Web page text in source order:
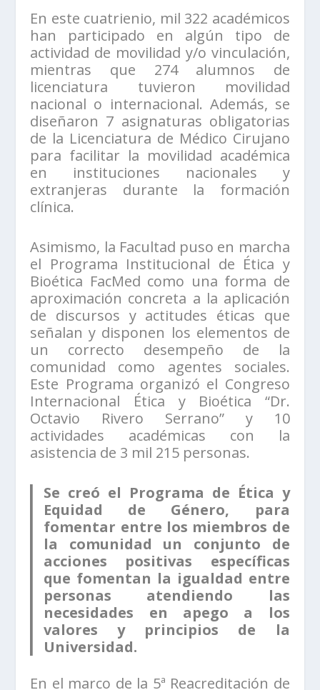
En este cuatrienio, mil 322 académicos
han participado en algún tipo de
actividad de movilidad y/o vinculación,
mientras que 274 alumnos de
licenciatura tuvieron movilidad
nacional o internacional. Además, se
diseñaron 7 asignaturas obligatorias
de la Licenciatura de Médico Cirujano
para facilitar la movilidad académica
en instituciones nacionales y
extranjeras durante la formación
clínica.
Asimismo, la Facultad puso en marcha
el Programa Institucional de Ética y
Bioética FacMed como una forma de
aproximación concreta a la aplicación
de discursos y actitudes éticas que
señalan y disponen los elementos de
un correcto desempeño de la
comunidad como agentes sociales.
Este Programa organizó el Congreso
Internacional Ética y Bioética “Dr.
Octavio Rivero Serrano” y 10
actividades académicas con la
asistencia de 3 mil 215 personas.
Se creó el Programa de Ética y
Equidad de Género, para
fomentar entre los miembros de
la comunidad un conjunto de
acciones positivas específicas
que fomentan la igualdad entre
personas atendiendo las
necesidades en apego a los
valores y principios de la
Universidad.
En el marco de la 5ª Reacreditación de